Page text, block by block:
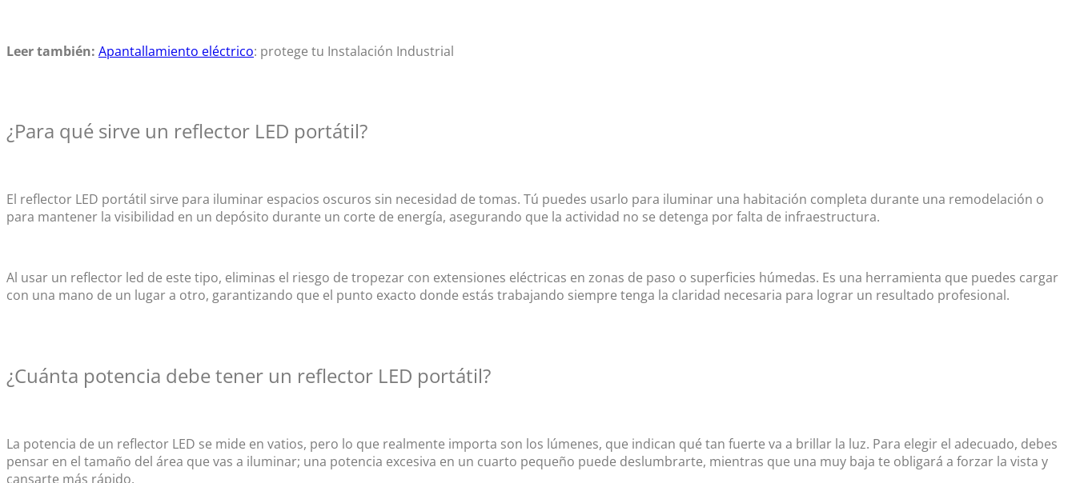
Leer también: Apantallamiento eléctrico: protege tu Instalación Industrial
¿Para qué sirve un reflector LED portátil?
El reflector LED portátil sirve para iluminar espacios oscuros sin necesidad de tomas. Tú puedes usarlo para iluminar una habitación completa durante una remodelación o
para mantener la visibilidad en un depósito durante un corte de energía, asegurando que la actividad no se detenga por falta de infraestructura.
Al usar un reflector led de este tipo, eliminas el riesgo de tropezar con extensiones eléctricas en zonas de paso o superficies húmedas. Es una herramienta que puedes cargar
con una mano de un lugar a otro, garantizando que el punto exacto donde estás trabajando siempre tenga la claridad necesaria para lograr un resultado profesional.
¿Cuánta potencia debe tener un reflector LED portátil?
La potencia de un reflector LED se mide en vatios, pero lo que realmente importa son los lúmenes, que indican qué tan fuerte va a brillar la luz. Para elegir el adecuado, debes
pensar en el tamaño del área que vas a iluminar; una potencia excesiva en un cuarto pequeño puede deslumbrarte, mientras que una muy baja te obligará a forzar la vista y
cansarte más rápido.